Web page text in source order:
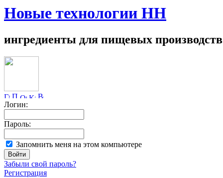
Новые технологии НН
ингредиенты для пищевых производств
Логин:
Пароль:
Запомнить меня на этом компьютере
Забыли свой пароль?
Регистрация